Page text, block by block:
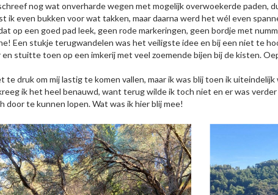
nog wat onverharde wegen met mogelijk overwoekerde paden,
even bukken voor wat takken, maar daarna werd het wél even
op een goed pad leek, geen rode markeringen, geen bordje met
Een stukje terugwandelen was het veiligste idee en bij een niet te
stuitte toen op een imkerij met veel zoemende bijen bij de kisten.
druk om mij lastig te komen vallen, maar ik was blij toen ik
ik het heel benauwd, want terug wilde ik toch niet en er was
te kunnen lopen. Wat was ik hier blij mee!